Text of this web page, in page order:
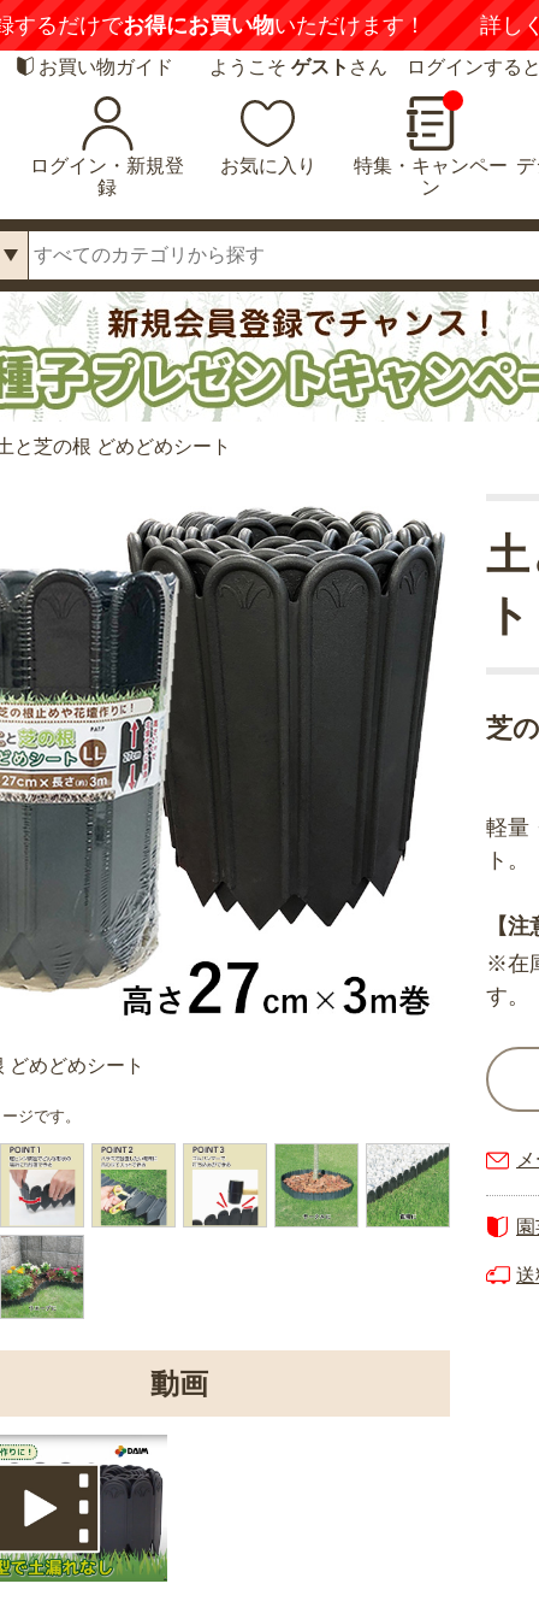
するだけでお得にお買い物いただけます！ 詳し
お買い物ガイド ようこそ ゲスト さん ログインする
ログイン・新規登
録
お気に入り
特集・キャンペー
ン
と芝の根 どめどめシート
どめどめシート
ジです。
動画
芝
ト
軽量
ト。
【
※在
す。
送